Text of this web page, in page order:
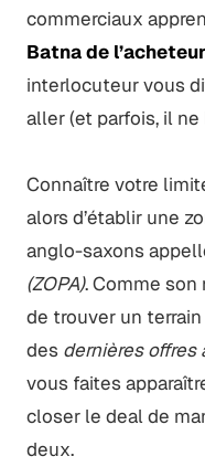
commerciaux
Batna de
interlocuteur vous
aller (et parfois, il
Connaître votre
alors d’établir une
anglo-saxons
(ZOPA). Comme son
de trouver un
des dernières offres
vous faites
closer le deal de
deux.